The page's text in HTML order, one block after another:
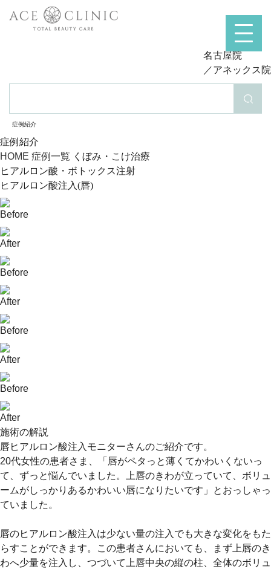
症例紹介
名古屋院
／アネックス院
症例紹介
HOME 症例一覧 くぼみ・こけ治療
ヒアルロン酸・ボトックス注射
ヒアルロン酸注入(唇)
Before
After
Before
After
Before
After
Before
After
施術の解説
唇ヒアルロン酸注入モニターさんのご紹介です︎。
⁡20代女性の患者さま、「唇がペタっと薄くてかわいくないっ
て、ずっと悩んでいました。上唇のきわが立っていて、ボリュ
ームがしっかりあるかわいい唇になりたいです」とおっしゃっ
ていました。⁡
⁡唇のヒアルロン酸注入は少ない量の注入でも大きな変化をもた
らすことができます。この患者さんにおいても、まず上唇のき
わへ少量を注入し、つづいて上唇中央の縦の柱、全体のボリュ